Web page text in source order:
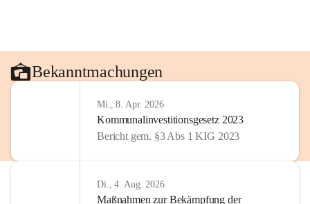
Bekanntmachungen
Mi., 8. Apr. 2026
Kommunalinvestitionsgesetz 2023
Bericht gem. §3 Abs 1 KIG 2023
Di., 4. Aug. 2026
Maßnahmen zur Bekämpfung der